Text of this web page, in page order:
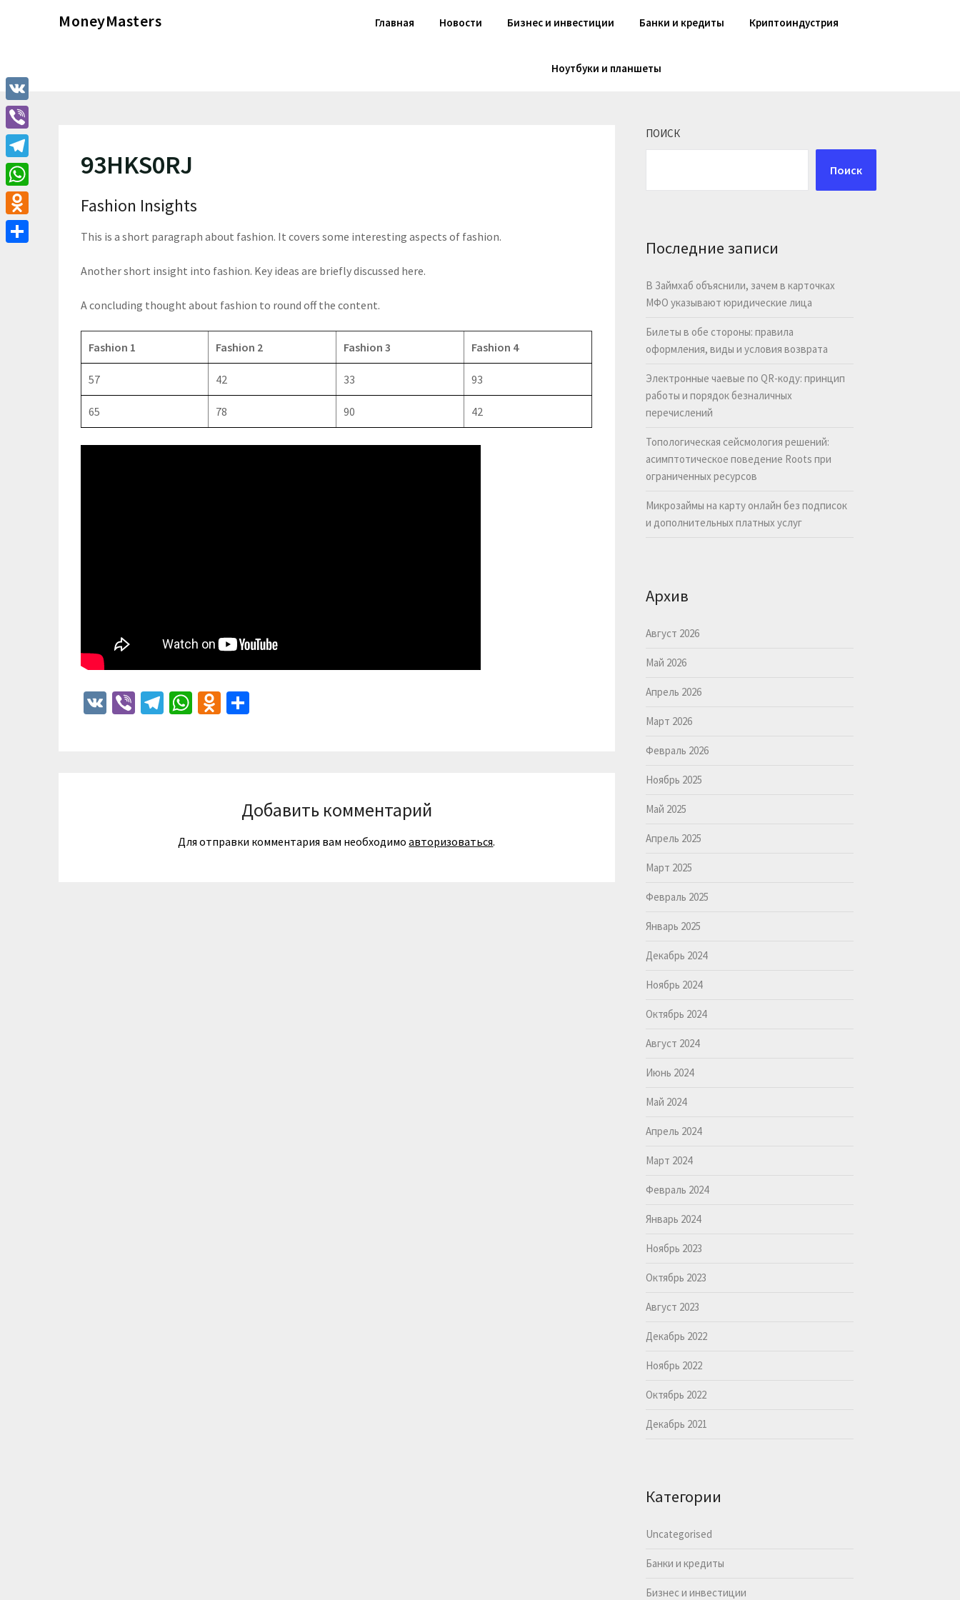
MoneyMasters Главная Новости Бизнес и инвестиции Банки и кредиты Криптоиндустрия
Ноутбуки и планшеты
93HKS0RJ
Fashion Insights
This is a short paragraph about fashion. It covers some interesting aspects of fashion.
Another short insight into fashion. Key ideas are briefly discussed here.
A concluding thought about fashion to round off the content.
Fashion 1 Fashion 2 Fashion 3 Fashion 4
57 42 33 93
65 78 90 42
VK ViberTelegram
WhatsApp
Odnoklassniki
Добавить комментарий
Для отправки комментария вам необходимоавторизоваться.
ПОИСК
Поиск
Последние записи
В Займхаб объяснили, зачем в карточках
МФО указывают юридические лица
Билеты в обе стороны: правила
оформления, виды и условия возврата
Электронные чаевые по QR-коду: принцип
работы и порядок безналичных
перечислений
Топологическая сейсмология решений:
асимптотическое поведение Roots при
ограниченных ресурсов
Микрозаймы на карту онлайн без подписок
и дополнительных платных услуг
Архив
Август 2026
Май 2026
Апрель 2026
Март 2026
Февраль 2026
Ноябрь 2025
Май 2025
Апрель 2025
Март 2025
Февраль 2025
Январь 2025
Декабрь 2024
Ноябрь 2024
Октябрь 2024
Август 2024
Июнь 2024
Май 2024
Апрель 2024
Март 2024
Февраль 2024
Январь 2024
Ноябрь 2023
Октябрь 2023
Август 2023
Декабрь 2022
Ноябрь 2022
Октябрь 2022
Декабрь 2021
Категории
Uncategorised
Банки и кредиты
Бизнес и инвестиции
VK
Viber
Telegram
WhatsApp
Odnoklassniki